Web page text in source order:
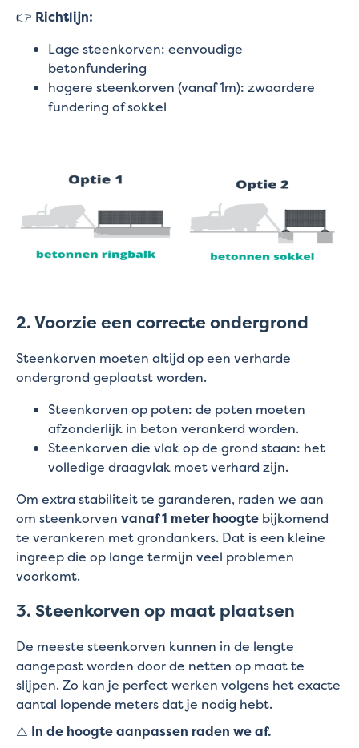
👉 Richtlijn:
Lage steenkorven: eenvoudige
betonfundering
hogere steenkorven (vanaf 1m): zwaardere
fundering of sokkel
2. Voorzie een correcte ondergrond
Steenkorven moeten altijd op een verharde
ondergrond geplaatst worden.
Steenkorven op poten: de poten moeten
afzonderlijk in beton verankerd worden.
Steenkorven die vlak op de grond staan: het
volledige draagvlak moet verhard zijn.
Om extra stabiliteit te garanderen, raden we aan
om steenkorven vanaf 1 meter hoogte bijkomend
te verankeren met grondankers. Dat is een kleine
ingreep die op lange termijn veel problemen
voorkomt.
3. Steenkorven op maat plaatsen
De meeste steenkorven kunnen in de lengte
aangepast worden door de netten op maat te
slijpen. Zo kan je perfect werken volgens het exacte
aantal lopende meters dat je nodig hebt.
⚠️ In de hoogte aanpassen raden we af.